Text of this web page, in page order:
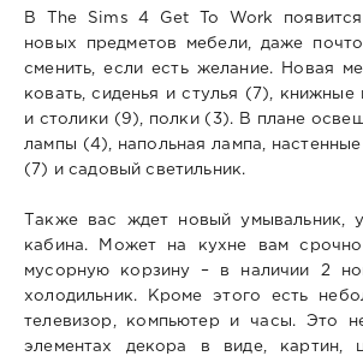
В The Sims 4 Get To Work
новых предметов мебели, даже
сменить, если есть желание. Новая
ковать, сиденья и стулья (7),
и столики (9), полки (3). В плане
лампы (4), напольная лампа,
(7) и садовый светильник.
Также вас ждет новый умывальник,
кабина. Может на кухне вам
мусорную корзину – в наличии 2
холодильник. Кроме этого есть
телевизор, компьютер и часы. Это
элементах декора в виде, картин,